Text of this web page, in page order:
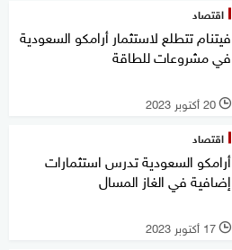
اقتصاد
فيتنام تتطلع لاستثمار أرامكو السعودية
في مشروعات للطاقة
l 20 أكتوبر 2023
اقتصاد
أرامكو السعودية تدرس استثمارات
إضافية في الغاز المسال
l 17 أكتوبر 2023